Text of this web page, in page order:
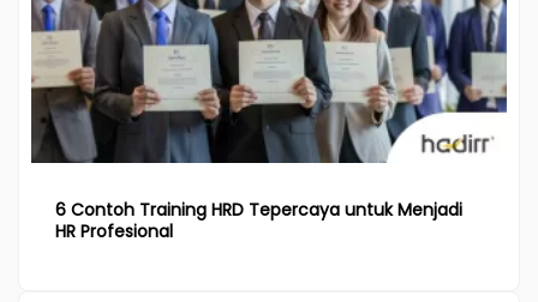
6 Contoh Training HRD Tepercaya untuk Menjadi
HR Profesional